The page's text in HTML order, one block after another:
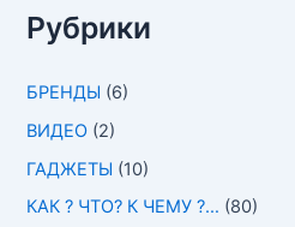
Рубрики
БРЕНДЫ (6)
ВИДЕО (2)
ГАДЖЕТЫ (10)
КАК ? ЧТО? К ЧЕМУ ?… (80)